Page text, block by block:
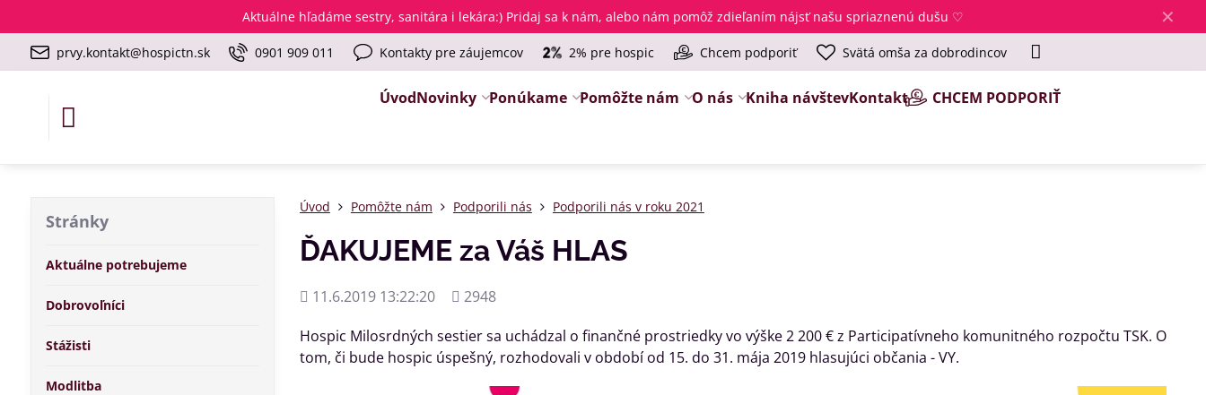
✕
Aktuálne hľadáme sestry, sanitára i lekára:) Pridaj sa k nám, alebo nám pomôž zdieľaním nájsť našu spriaznenú dušu ♡
prvy.kontakt@hospictn.sk 0901 909 011 Kontakty pre záujemcov 2% pre hospic Chcem podporiť Svätá omša za dobrodincov
ÚvodNovinky Ponúkame Pomôžte nám O nás Kniha návštevKontakt CHCEM PODPORIŤ
Úvod Pomôžte nám Podporili nás Podporili nás v roku 2021
ĎAKUJEME za Váš HLAS
Pridané
11.6.2019 13:22:20
Počet
2948
Hospic Milosrdných sestier sa uchádzal o finančné prostriedky vo výške 2 200 € z Participatívneho komunitného rozpočtu TSK. O
tom, či bude hospic úspešný, rozhodovali v období od 15. do 31. mája 2019 hlasujúci občania - VY.
Stránky
Aktuálne potrebujeme
Dobrovoľníci
Stážisti
Modlitba